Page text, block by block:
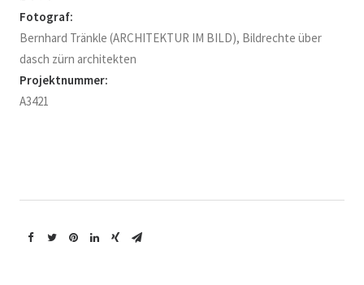
Fotograf:
Bernhard Tränkle (ARCHITEKTUR IM BILD), Bildrechte über
dasch zürn architekten
Projektnummer:
A3421